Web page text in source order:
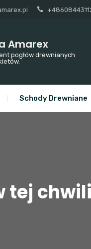
Amarex
pogłów drewnianych
Schody Drewniane
tej